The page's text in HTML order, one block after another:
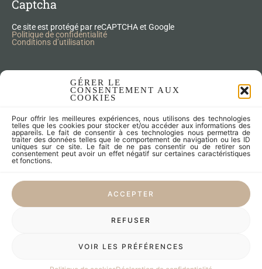
GÉRER LE
CONSENTEMENT AUX
COOKIES
Pour offrir les meilleures expériences, nous utilisons des technologies
telles que les cookies pour stocker et/ou accéder aux informations des
appareils. Le fait de consentir à ces technologies nous permettra de
traiter des données telles que le comportement de navigation ou les ID
uniques sur ce site. Le fait de ne pas consentir ou de retirer son
consentement peut avoir un effet négatif sur certaines caractéristiques
et fonctions.
ACCEPTER
REFUSER
VOIR LES PRÉFÉRENCES
Captcha
Ce site est protégé par reCAPTCHA et Google
Politique de confidentialité
Conditions d’utilisation
Nos Produits Upcycling
Articles zéro déchet
Fleurs séchées
Lampes
Meubles
Objets
Univers de l'enfant
Vaisselle